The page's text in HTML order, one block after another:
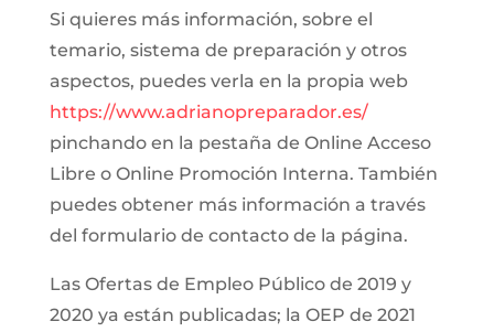
Si quieres más información, sobre el
temario, sistema de preparación y otros
aspectos, puedes verla en la propia web
https://www.adrianopreparador.es/
pinchando en la pestaña de Online Acceso
Libre o Online Promoción Interna. También
puedes obtener más información a través
del formulario de contacto de la página.
Las Ofertas de Empleo Público de 2019 y
2020 ya están publicadas; la OEP de 2021